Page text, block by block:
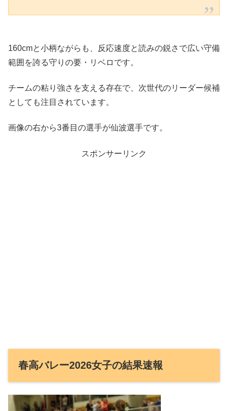
160cmと小柄ながらも、反応速度と読みの鋭さで広い守備
範囲を誇る守りの要・リベロです。
チームの粘り強さを支える存在で、次世代のリーダー候補
としても注目されています。
画像の右から3番目の選手が仙波選手です。
スポンサーリンク
春高バレー2026女子の結果速報